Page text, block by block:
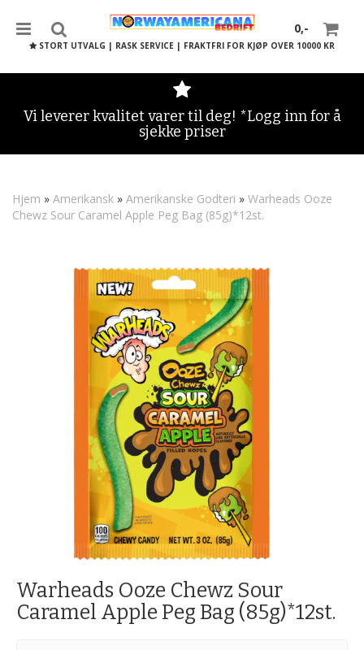
0,-
STORT UTVALG | RASK SERVICE | FRAKTFRI FOR KJØP OVER 10000 KR
Vi leverer kvalitet varer til deg! *Logg inn for å
sjekke priser
Hjem » Amerikansk » Amerikanske Godteri » Warheads Ooze
Chewz Sour Caramel Apple Peg Bag (85g)*12st.
Warheads Ooze Chewz Sour
Caramel Apple Peg Bag (85g)*12st.